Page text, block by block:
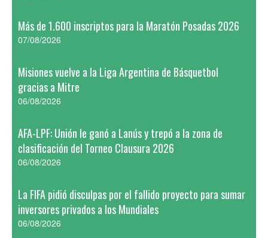
Más de 1.600 inscriptos para la Maratón Posadas 2026
07/08/2026
Misiones vuelve a la Liga Argentina de Básquetbol
gracias a Mitre
06/08/2026
AFA-LPF: Unión le ganó a Lanús y trepó a la zona de
clasificación del Torneo Clausura 2026
06/08/2026
La FIFA pidió disculpas por el fallido proyecto para sumar
inversores privados a los Mundiales
06/08/2026